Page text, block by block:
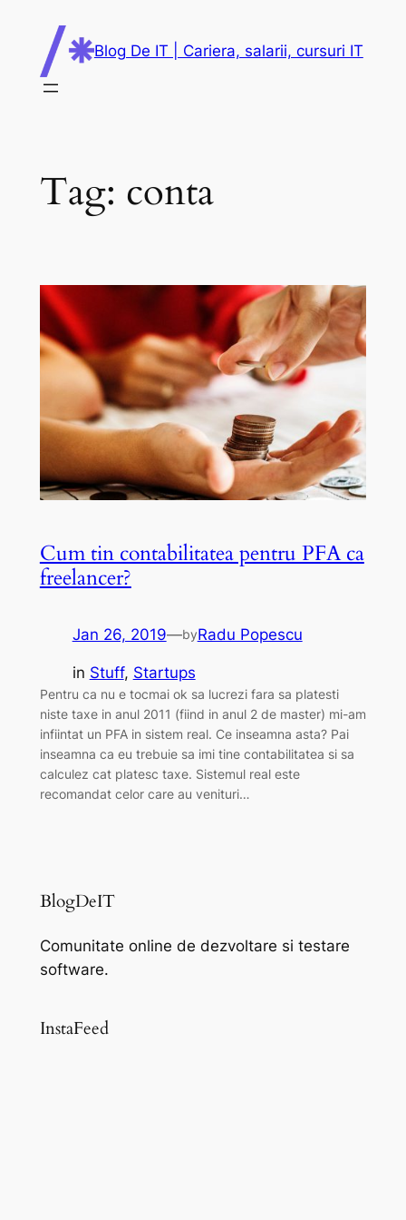
content
Blog De IT | Cariera, salarii, cursuri IT
Tag: conta
Cum tin contabilitatea pentru PFA ca
freelancer?
Jan 26, 2019—byRadu Popescu
in Stuff, Startups
Pentru ca nu e tocmai ok sa lucrezi fara sa platesti
niste taxe in anul 2011 (fiind in anul 2 de master) mi-am
infiintat un PFA in sistem real. Ce inseamna asta? Pai
inseamna ca eu trebuie sa imi tine contabilitatea si sa
calculez cat platesc taxe. Sistemul real este
recomandat celor care au venituri…
BlogDeIT
Comunitate online de dezvoltare si testare
software.
InstaFeed